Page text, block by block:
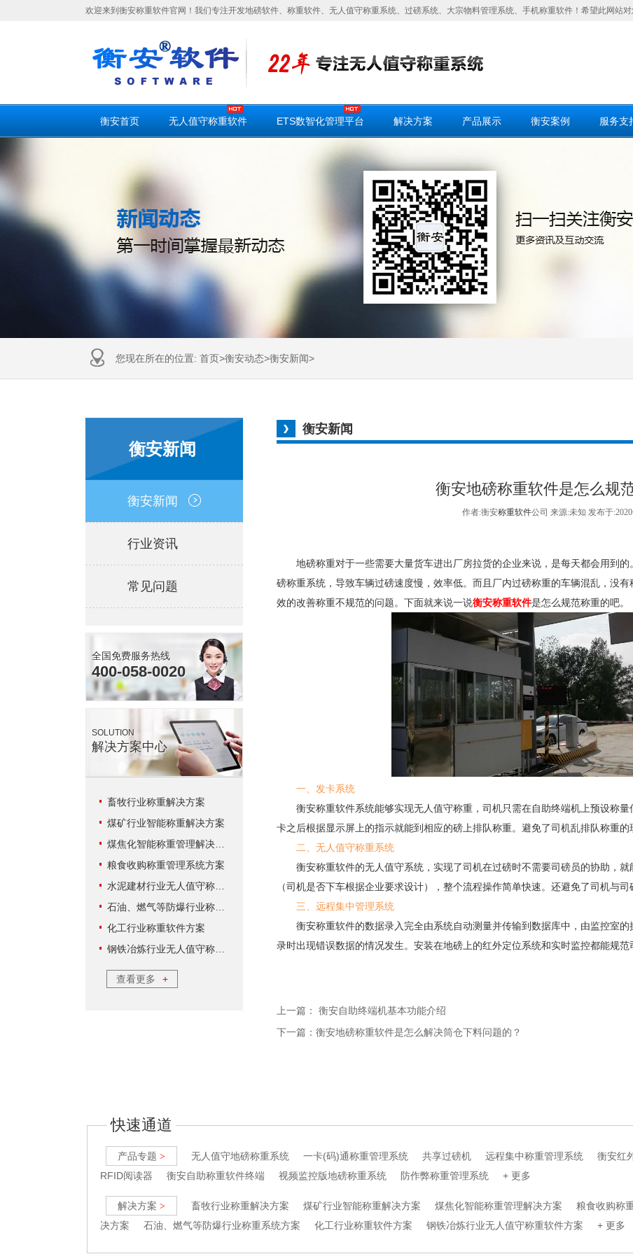
欢迎来到衡安称重软件官网！我们专注开发地磅软件、称重软件、无人值守称重系统、过磅系统、大宗物料管理系统、手机称重软件！希望此网站对
衡安首页 无人值守称重软件 ETS数智化管理平台 解决方案 产品展示 衡安案例 服务支
您现在所在的位置: 首页>衡安动态>衡安新闻>
衡安新闻
衡安新闻
行业资讯
常见问题
全国免费服务热线
400-058-0020
SOLUTION
解决方案中心
畜牧行业称重解决方案
煤矿行业智能称重解决方案
煤焦化智能称重管理解决方案
粮食收购称重管理系统方案
水泥建材行业无人值守称重解决方案
石油、燃气等防爆行业称重系统方案
化工行业称重软件方案
钢铁冶炼行业无人值守称重软件方案
查看更多 +
衡安新闻
衡安地磅称重软件是怎么规
作者:衡安称重软件公司 来源:未知 发布于:2020
地磅称重对于一些需要大量货车进出厂房拉货的企业来说，是每天都会用到的
磅称重系统，导致车辆过磅速度慢，效率低。而且厂内过磅称重的车辆混乱，没
效的改善称重不规范的问题。下面就来说一说衡安称重软件是怎么规范称重的吧。
一、发卡系统
衡安称重软件系统能够实现无人值守称重，司机只需在自助终端机上预设称量
卡之后根据显示屏上的指示就能到相应的磅上排队称重。避免了司机乱排队称重的
二、无人值守称重系统
衡安称重软件的无人值守系统，实现了司机在过磅时不需要司磅员的协助，就
（司机是否下车根据企业要求设计），整个流程操作简单快速。还避免了司机与
三、远程集中管理系统
衡安称重软件的数据录入完全由系统自动测量并传输到数据库中，由监控室的
录时出现错误数据的情况发生。安装在地磅上的红外定位系统和实时监控都能规
上一篇： 衡安自助终端机基本功能介绍
下一篇：衡安地磅称重软件是怎么解决筒仓下料问题的？
快速通道
产品专题 > 无人值守地磅称重系统 一卡(码)通称重管理系统 共享过磅机 远程集中称重管理系统 衡安红
RFID阅读器
衡安自助称重软件终端 视频监控版地磅称重系统 防作弊称重管理系统 + 更多
解决方案 > 畜牧行业称重解决方案 煤矿行业智能称重解决方案 煤焦化智能称重管理解决方案 粮食收购称
决方案
石油、燃气等防爆行业称重系统方案 化工行业称重软件方案 钢铁冶炼行业无人值守称重软件方案 + 更多